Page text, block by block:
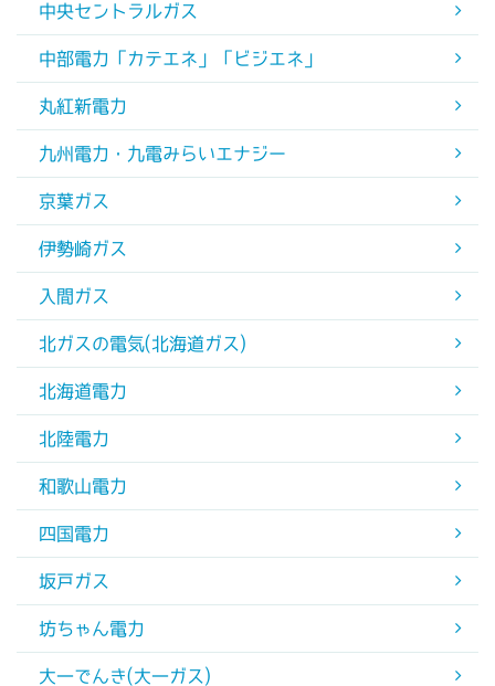
中央セントラルガス
中部電力「カテエネ」「ビジエネ」
丸紅新電力
九州電力・九電みらいエナジー
京葉ガス
伊勢崎ガス
入間ガス
北ガスの電気(北海道ガス)
北海道電力
北陸電力
和歌山電力
四国電力
坂戸ガス
坊ちゃん電力
大一でんき(大一ガス)